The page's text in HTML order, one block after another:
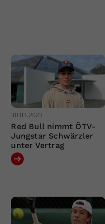
30.03.2023
Red Bull nimmt ÖTV-
Jungstar Schwärzler
unter Vertrag